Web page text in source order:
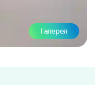
Галерея